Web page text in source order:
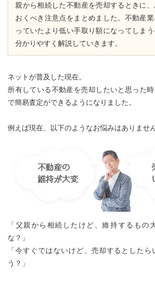
親から相続した不動産を売却するときに
おくべき注意点をまとめました。不動産
っていたより低い手取り額になってしま
分かりやすく解説していきます。
ネットが普及した現在。
所有している不動産を売却したいと思った
で簡易査定ができるようになりました。
例えば現在、以下のようなお悩みはありませ
「父親から相続したけど、維持するもの
な？」
「今すぐではないけど、売却するとした
う？」